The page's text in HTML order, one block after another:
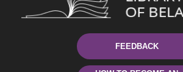
FEEDBACK